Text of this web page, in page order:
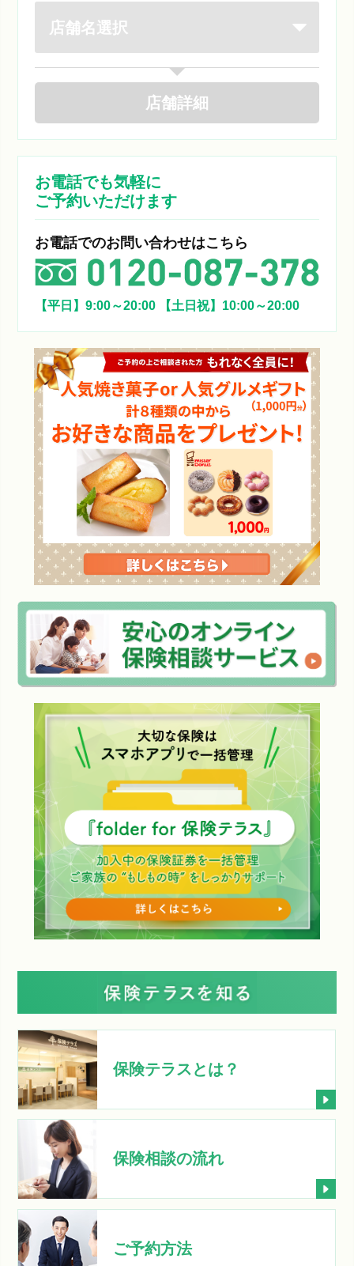
店舗詳細
お電話でも気軽に
ご予約いただけます
お電話でのお問い合わせはこちら
【平日】9:00～20:00 【土日祝】10:00～20:00
保険テラスとは？
保険相談の流れ
ご予約方法